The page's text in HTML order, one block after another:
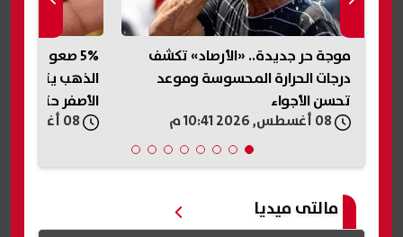
موجة حر جديدة.. «الأرصاد» تكشف
درجات الحرارة المحسوسة وموعد
تحسن الأجواء
5% صعودًا
الذهب يتوقع
الأصفر حتى
مالتى ميديا